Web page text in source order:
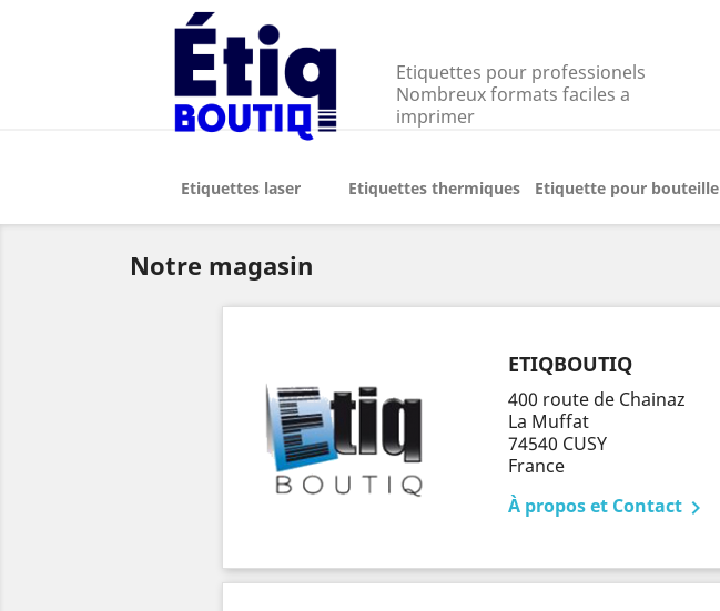
Etiquettes pour professionels
Nombreux formats faciles a
imprimer
Etiquettes laser Etiquettes thermiques Etiquette pour bouteille
Notre magasin
ETIQBOUTIQ
400 route de Chainaz
La Muffat
74540 CUSY
France
À propos et Contact